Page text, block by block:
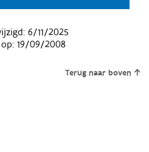
6/11/2025
op:19/09/2008
Terug naar boven